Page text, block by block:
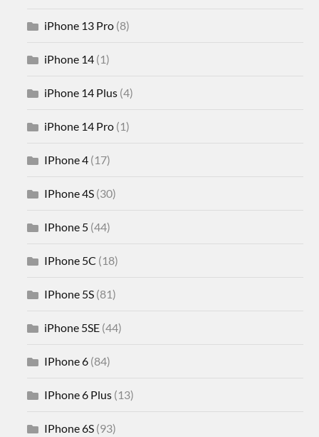
iPhone 13 Pro (8)
iPhone 14 (1)
iPhone 14 Plus (4)
iPhone 14 Pro (1)
IPhone 4 (17)
IPhone 4S (30)
IPhone 5 (44)
IPhone 5C (18)
IPhone 5S (81)
iPhone 5SE (44)
IPhone 6 (84)
IPhone 6 Plus (13)
IPhone 6S (93)